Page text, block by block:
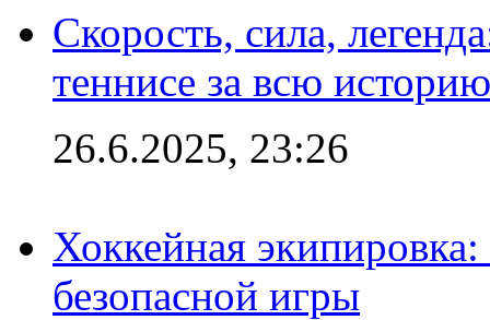
Скорость, сила,
теннисе за всю историю
26.6.2025, 23:26
Хоккейная
безопасной игры